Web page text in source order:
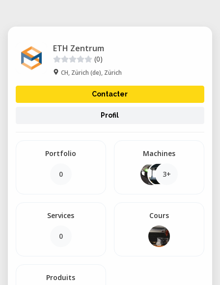
ETH Zentrum
(0)
CH, Zürich (de), Zürich
Contacter
Profil
Portfolio
0
Machines
3+
Services
0
Cours
Produits